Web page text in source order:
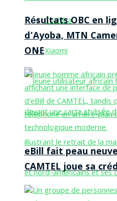
Toshiba
Xiaomi
Résultats OBC en
d’Ayoba, MTN
ONE
eBill fait peau
CAMTEL joue sa